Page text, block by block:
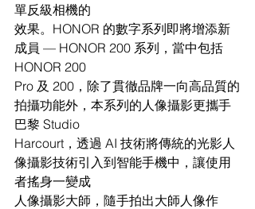
單反級相機的
效果。HONOR 的數字系列即將增添新
成員 — HONOR 200 系列，當中包括
HONOR 200
Pro 及 200，除了貫徹品牌一向高品質的
拍攝功能外，本系列的人像攝影更攜手
巴黎 Studio
Harcourt，透過 AI 技術將傳統的光影人
像攝影技術引入到智能手機中，讓使用
者搖身一變成
人像攝影大師，隨手拍出大師人像作